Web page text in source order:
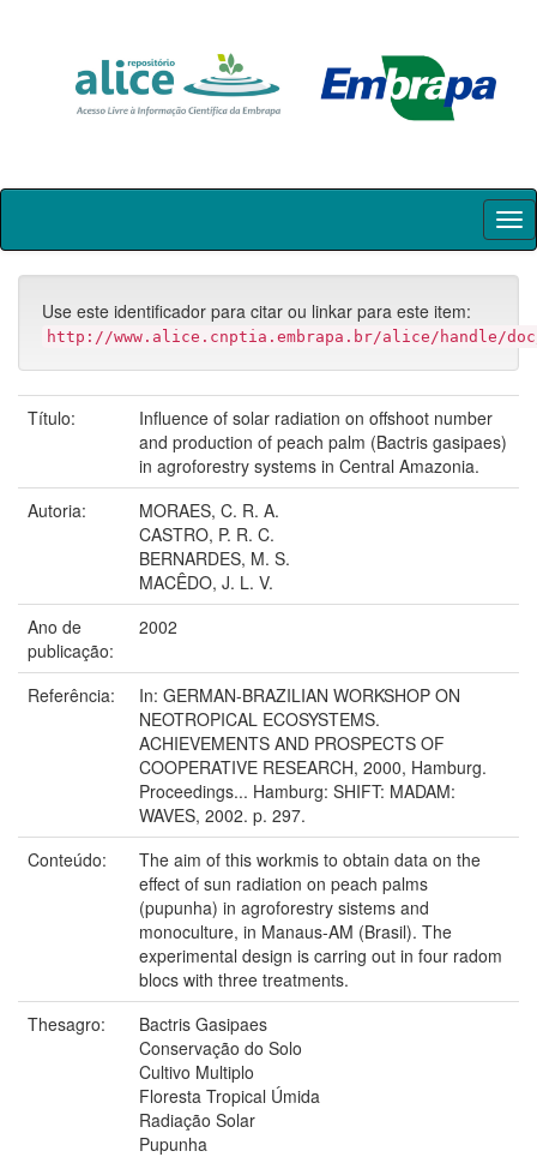
Skip
Use este identificador para citar ou linkar para este item:
http://www.alice.cnptia.embrapa.br/alice/handle/
Título:
Influence of solar radiation on offshoot number
and production of peach palm (Bactris gasipaes)
in agroforestry systems in Central Amazonia.
Autoria:
MORAES, C. R. A.
CASTRO, P. R. C.
BERNARDES, M. S.
MACÊDO, J. L. V.
Ano de
publicação:
2002
Referência:
In: GERMAN-BRAZILIAN WORKSHOP ON
NEOTROPICAL ECOSYSTEMS.
ACHIEVEMENTS AND PROSPECTS OF
COOPERATIVE RESEARCH, 2000, Hamburg.
Proceedings... Hamburg: SHIFT: MADAM:
WAVES, 2002. p. 297.
Conteúdo:
The aim of this workmis to obtain data on the
effect of sun radiation on peach palms
(pupunha) in agroforestry sistems and
monoculture, in Manaus-AM (Brasil). The
experimental design is carring out in four radom
blocs with three treatments.
Thesagro:
Bactris Gasipaes
Conservação do Solo
Cultivo Multiplo
Floresta Tropical Úmida
Radiação Solar
Pupunha